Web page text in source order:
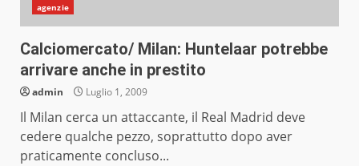
agenzie
Calciomercato/ Milan: Huntelaar potrebbe
arrivare anche in prestito
admin Luglio 1, 2009
Il Milan cerca un attaccante, il Real Madrid deve
cedere qualche pezzo, soprattutto dopo aver
praticamente concluso...